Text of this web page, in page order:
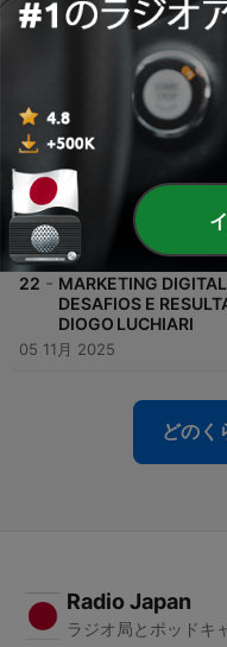
03 12月 2025
CRÉDITO PARA O
OPORTUNIDADES
DE JUROS E
19 11月 2025
23 - CRÉDITO DE
AGRO COMO
CLIMÁTICA
12 11月 2025
22 - MARKETING
DESAFIOS E
DIOGO LUCHIARI
05 11月 2025
どのく
Radio Japan
ラジオ局とポッドキ